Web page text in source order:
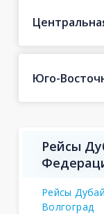
Юго-
Рейсы
Рейсы
Волгоград